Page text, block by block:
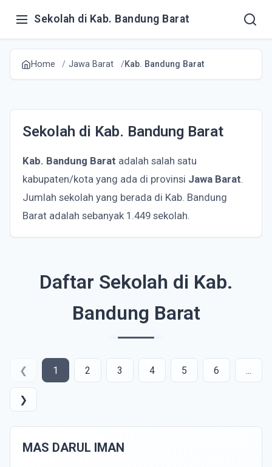
Sekolah di Kab. Bandung Barat
Home Jawa Barat Kab. Bandung Barat
Sekolah di Kab. Bandung Barat
Kab. Bandung Barat adalah salah satu
kabupaten/kota yang ada di provinsi Jawa Barat.
Jumlah sekolah yang berada di Kab. Bandung
Barat adalah sebanyak 1.449 sekolah.
Daftar Sekolah di Kab.
Bandung Barat
❮ 1 2 3 4 5 6 ...
❯
MAS DARUL IMAN